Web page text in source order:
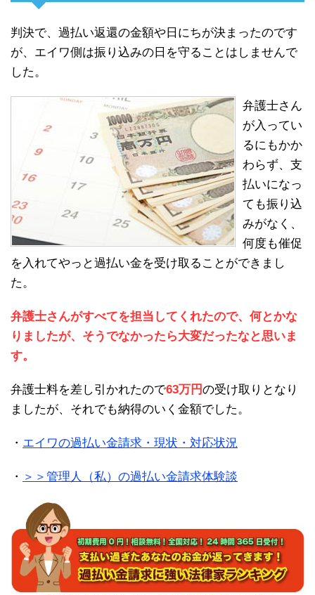
判決で、過払い返還の金額や日にちが決まったのです
が、エイワ側は振り込みの日を守ることはしませんで
した。
弁護士さん
が入ってい
るにもかか
わらず、支
払いになっ
ても振り込
みがなく、
何度も催促
を入れてやっと過払い金を受け取ることができまし
た。
弁護士さんがすべてを担当してくれたので、何とかな
りましたが、そうでなかったら大変だったなと思いま
す。
弁護士料を差し引かれたので63万円の受け取りとなり
ましたが、それでも納得のいく金額でした。
・ エイワの過払い金請求・現状・対応状況
・ ＞＞管理人（私）の過払い金請求体験談